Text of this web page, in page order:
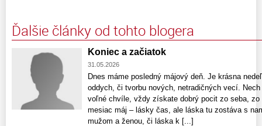
Ďalšie články od tohto blogera
Koniec a začiatok
31.05.2026
Dnes máme posledný májový deň. Je krásna
oddych, či tvorbu nových, netradičných vecí.
voľné chvíle, vždy získate dobrý pocit zo seba,
mesiac máj – lásky čas, ale láska tu zostáva s
mužom a ženou, či láska k [...]